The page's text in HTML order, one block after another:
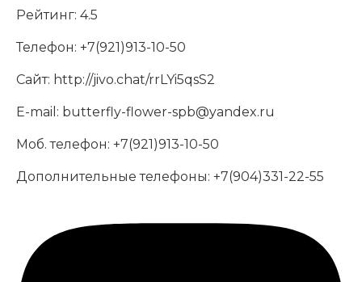
Рейтинг: 4.5
Телефон: +7(921)913-10-50
Сайт: http://jivo.chat/rrLYi5qsS2
E-mail: butterfly-flower-spb@yandex.ru
Моб. телефон: +7(921)913-10-50
Дополнительные телефоны: +7(904)331-22-55